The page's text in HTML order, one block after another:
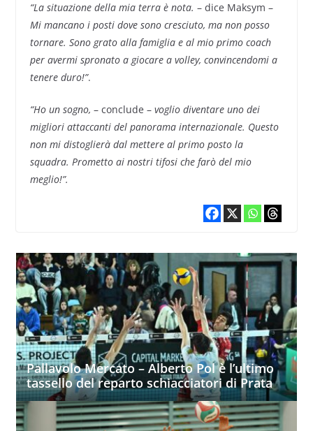
“La situazione della mia terra è nota. – dice Maksym –
Mi mancano i posti dove sono cresciuto, ma non posso
tornare. Sono grato alla famiglia e al mio primo coach
per avermi spronato a giocare a volley, convincendomi a
tenere duro!”.
“Ho un sogno, – conclude – voglio diventare uno dei
migliori attaccanti del panorama internazionale. Questo
non mi distoglierà dal mettere al primo posto la
squadra. Prometto ai nostri tifosi che farò del mio
meglio!”.
Pallavolo Mercato – Alberto Pol è l’ultimo
tassello del reparto schiacciatori di Prata